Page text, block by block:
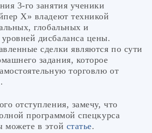
3-го занятия ученики
Х» владеют техникой
глобальных и
дисбаланса цены.
сделки являются по сути
задания, которое
торговлю от
отступления, замечу, что
программой спецкурса
в этой статье.